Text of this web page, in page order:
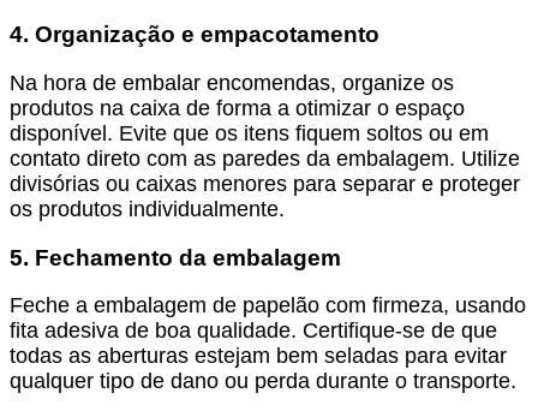
4. Organização e empacotamento
Na hora de embalar encomendas, organize os
produtos na caixa de forma a otimizar o espaço
disponível. Evite que os itens fiquem soltos ou em
contato direto com as paredes da embalagem. Utilize
divisórias ou caixas menores para separar e proteger
os produtos individualmente.
5. Fechamento da embalagem
Feche a embalagem de papelão com firmeza, usando
fita adesiva de boa qualidade. Certifique-se de que
todas as aberturas estejam bem seladas para evitar
qualquer tipo de dano ou perda durante o transporte.